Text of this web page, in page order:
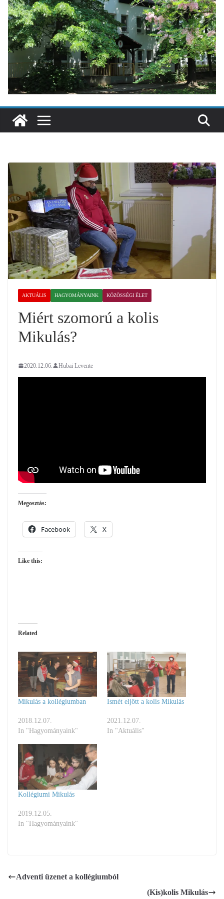
AKTUÁLIS HAGYOMÁNYAINK KÖZÖSSÉGI ÉLET
Miért szomorú a kolis
Mikulás?
2020.12.06. Hubai Levente
Megosztás:
Facebook X
Like this:
Related
Mikulás a kollégiumban
2018.12.07.
In "Hagyományaink"
Ismét eljött a kolis Mikulás
2021.12.07.
In "Aktuális"
Kollégiumi Mikulás
2019.12.05.
In "Hagyományaink"
Adventi üzenet a kollégiumból
(Kis)kolis Mikulás